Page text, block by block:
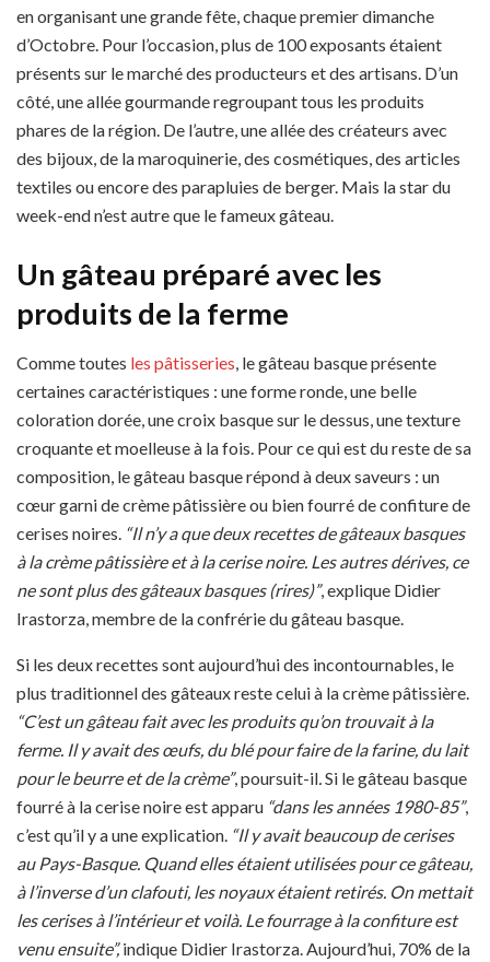
en organisant une grande fête, chaque premier dimanche
d’Octobre. Pour l’occasion, plus de 100 exposants étaient
présents sur le marché des producteurs et des artisans. D’un
côté, une allée gourmande regroupant tous les produits
phares de la région. De l’autre, une allée des créateurs avec
des bijoux, de la maroquinerie, des cosmétiques, des articles
textiles ou encore des parapluies de berger. Mais la star du
week-end n’est autre que le fameux gâteau.
Un gâteau préparé avec les
produits de la ferme
Comme toutes les pâtisseries , le gâteau basque présente
certaines caractéristiques : une forme ronde, une belle
coloration dorée, une croix basque sur le dessus, une texture
croquante et moelleuse à la fois. Pour ce qui est du reste de sa
composition, le gâteau basque répond à deux saveurs : un
cœur garni de crème pâtissière ou bien fourré de confiture de
cerises noires. “Il n’y a que deux recettes de gâteaux basques
à la crème pâtissière et à la cerise noire. Les autres dérives, ce
ne sont plus des gâteaux basques (rires)”, explique Didier
Irastorza, membre de la confrérie du gâteau basque.
Si les deux recettes sont aujourd’hui des incontournables, le
plus traditionnel des gâteaux reste celui à la crème pâtissière.
“C’est un gâteau fait avec les produits qu’on trouvait à la
ferme. Il y avait des œufs, du blé pour faire de la farine, du lait
pour le beurre et de la crème”, poursuit-il Si le gâteau basque
fourré à la cerise noire est apparu “dans les années 1980-85”,
c’est qu’il y a une explication. “Il y avait beaucoup de cerises
au Pays-Basque. Quand elles étaient utilisées pour ce gâteau,
à l’inverse d’un clafouti, les noyaux étaient retirés. On mettait
les cerises à l’intérieur et voilà. Le fourrage à la confiture est
venu ensuite”,indique Didier Irastorza. Aujourd’hui, 70% de la